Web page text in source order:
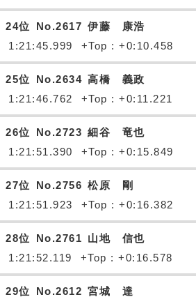
24位 No.2617 伊藤 康浩
1:21:45.999
+Top : +0:10.458
25位 No.2634 高橋 義政
1:21:46.762
+Top : +0:11.221
26位 No.2723 細谷 竜也
1:21:51.390
+Top : +0:15.849
27位 No.2756 松原 剛
1:21:51.923
+Top : +0:16.382
28位 No.2761 山地 信也
1:21:52.119
+Top : +0:16.578
29位 No.2612 宮城 達